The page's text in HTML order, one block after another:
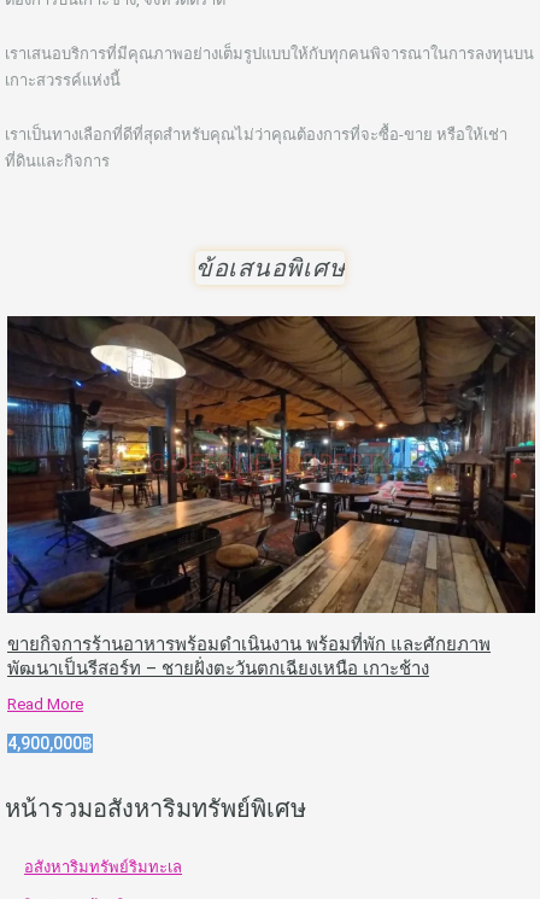
เราเสนอบริการที่มีคุณภาพอย่างเต็มรูปแบบให้กับทุกคนพิจารณาในการลงทุนบน
เกาะสวรรค์แห่งนี้
เราเป็นทางเลือกที่ดีที่สุดสำหรับคุณไม่ว่าคุณต้องการที่จะซื้อ-ขาย หรือให้เช่า
ที่ดินและกิจการ
ข้อเสนอพิเศษ
ขายกิจการร้านอาหารพร้อมดำเนินงาน พร้อมที่พัก และศักยภาพ
พัฒนาเป็นรีสอร์ท – ชายฝั่งตะวันตกเฉียงเหนือ เกาะช้าง
Read More
4,900,000฿
หน้ารวมอสังหาริมทรัพย์พิเศษ
อสังหาริมทรัพย์ริมทะเล